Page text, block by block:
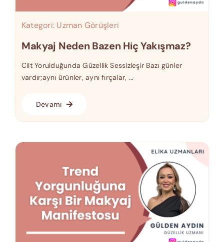
Kategori: Uzman Görüşleri
Makyaj Neden Bazen Hiç Yakışmaz?
Cilt Yorulduğunda Güzellik Sessizleşir Bazı günler
vardır;aynı ürünler, aynı fırçalar, ...
Devamı